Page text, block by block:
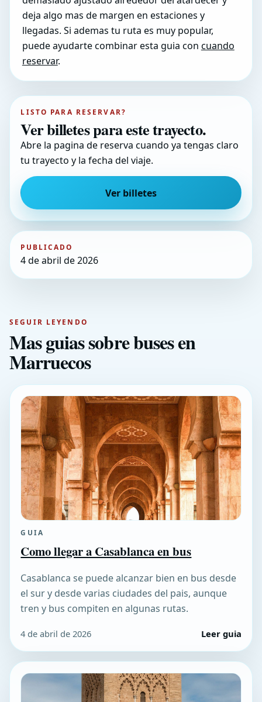
deja algo mas de margen en estaciones y
llegadas. Si ademas tu ruta es muy popular,
puede ayudarte combinar esta guia con cuando
reservar.
LISTO PARA RESERVAR?
Ver billetes para este trayecto.
Abre la pagina de reserva cuando ya tengas claro
tu trayecto y la fecha del viaje.
Ver billetes
PUBLICADO
4 de abril de 2026
SEGUIR LEYENDO
Mas guias sobre buses en
Marruecos
GUIA
Como llegar a Casablanca en bus
Casablanca se puede alcanzar bien en bus desde
el sur y desde varias ciudades del pais, aunque
tren y bus compiten en algunas rutas.
4 de abril de 2026 Leer guia